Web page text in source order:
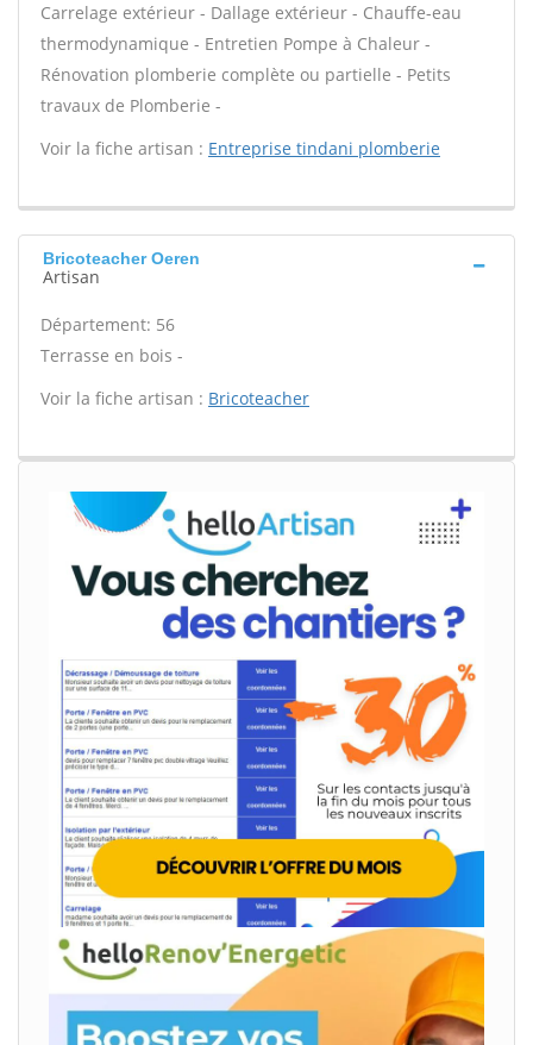
Carrelage extérieur - Dallage extérieur - Chauffe-eau
thermodynamique - Entretien Pompe à Chaleur -
Rénovation plomberie complète ou partielle - Petits
travaux de Plomberie -
Voir la fiche artisan : Entreprise tindani plomberie
Bricoteacher Oeren
Artisan
Département: 56
Terrasse en bois -
Voir la fiche artisan : Bricoteacher